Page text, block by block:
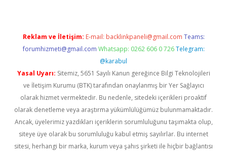
Reklam ve İletişim: E-mail: backlinkpaneli@gmail.com Teams:
forumhizmeti@gmail.com Whatsapp: 0262 606 0 726 Telegram:
@karabul
Yasal Uyarı: Sitemiz, 5651 Sayılı Kanun gereğince Bilgi Teknolojileri
ve İletişim Kurumu (BTK) tarafından onaylanmış bir Yer Sağlayıcı
olarak hizmet vermektedir. Bu nedenle, sitedeki içerikleri proaktif
olarak denetleme veya araştırma yükümlülüğümüz bulunmamaktadır.
Ancak, üyelerimiz yazdıkları içeriklerin sorumluluğunu taşımakta olup,
siteye üye olarak bu sorumluluğu kabul etmiş sayılırlar. Bu internet
sitesi, herhangi bir marka, kurum veya şahıs şirketi ile hiçbir bağlantısı